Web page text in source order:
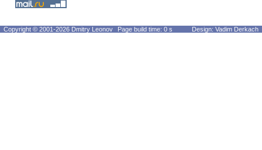
Copyright © 2001-2026 Dmitry Leonov Page build time: 0 s Design: Vadim Derkach